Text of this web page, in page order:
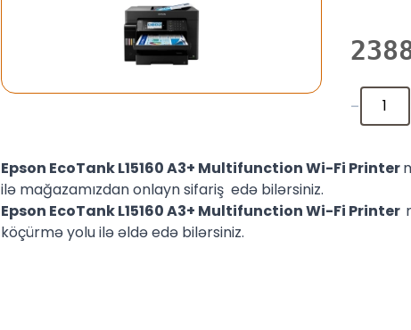
-
Epson EcoTank L15160 A3+ Multifunction Wi-Fi Printer
ilə mağazamızdan onlayn sifariş edə bilərsiniz.
Epson EcoTank L15160 A3+ Multifunction Wi-Fi Printer
köçürmə yolu ilə əldə edə bilərsiniz.